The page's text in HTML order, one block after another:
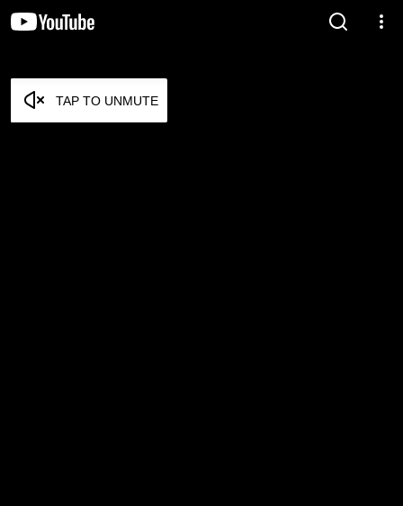
TAP TO UNMUTE